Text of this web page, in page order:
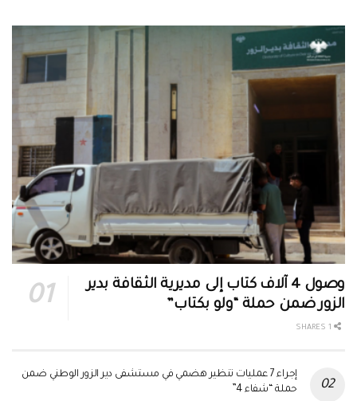
وصول 4 آلاف كتاب إلى مديرية الثقافة بدير
الزور ضمن حملة “ولو بكتاب”
إجراء 7 عمليات تنظير هضمي في مستشفى دير الزور الوطني ضمن
حملة “شفاء 4”